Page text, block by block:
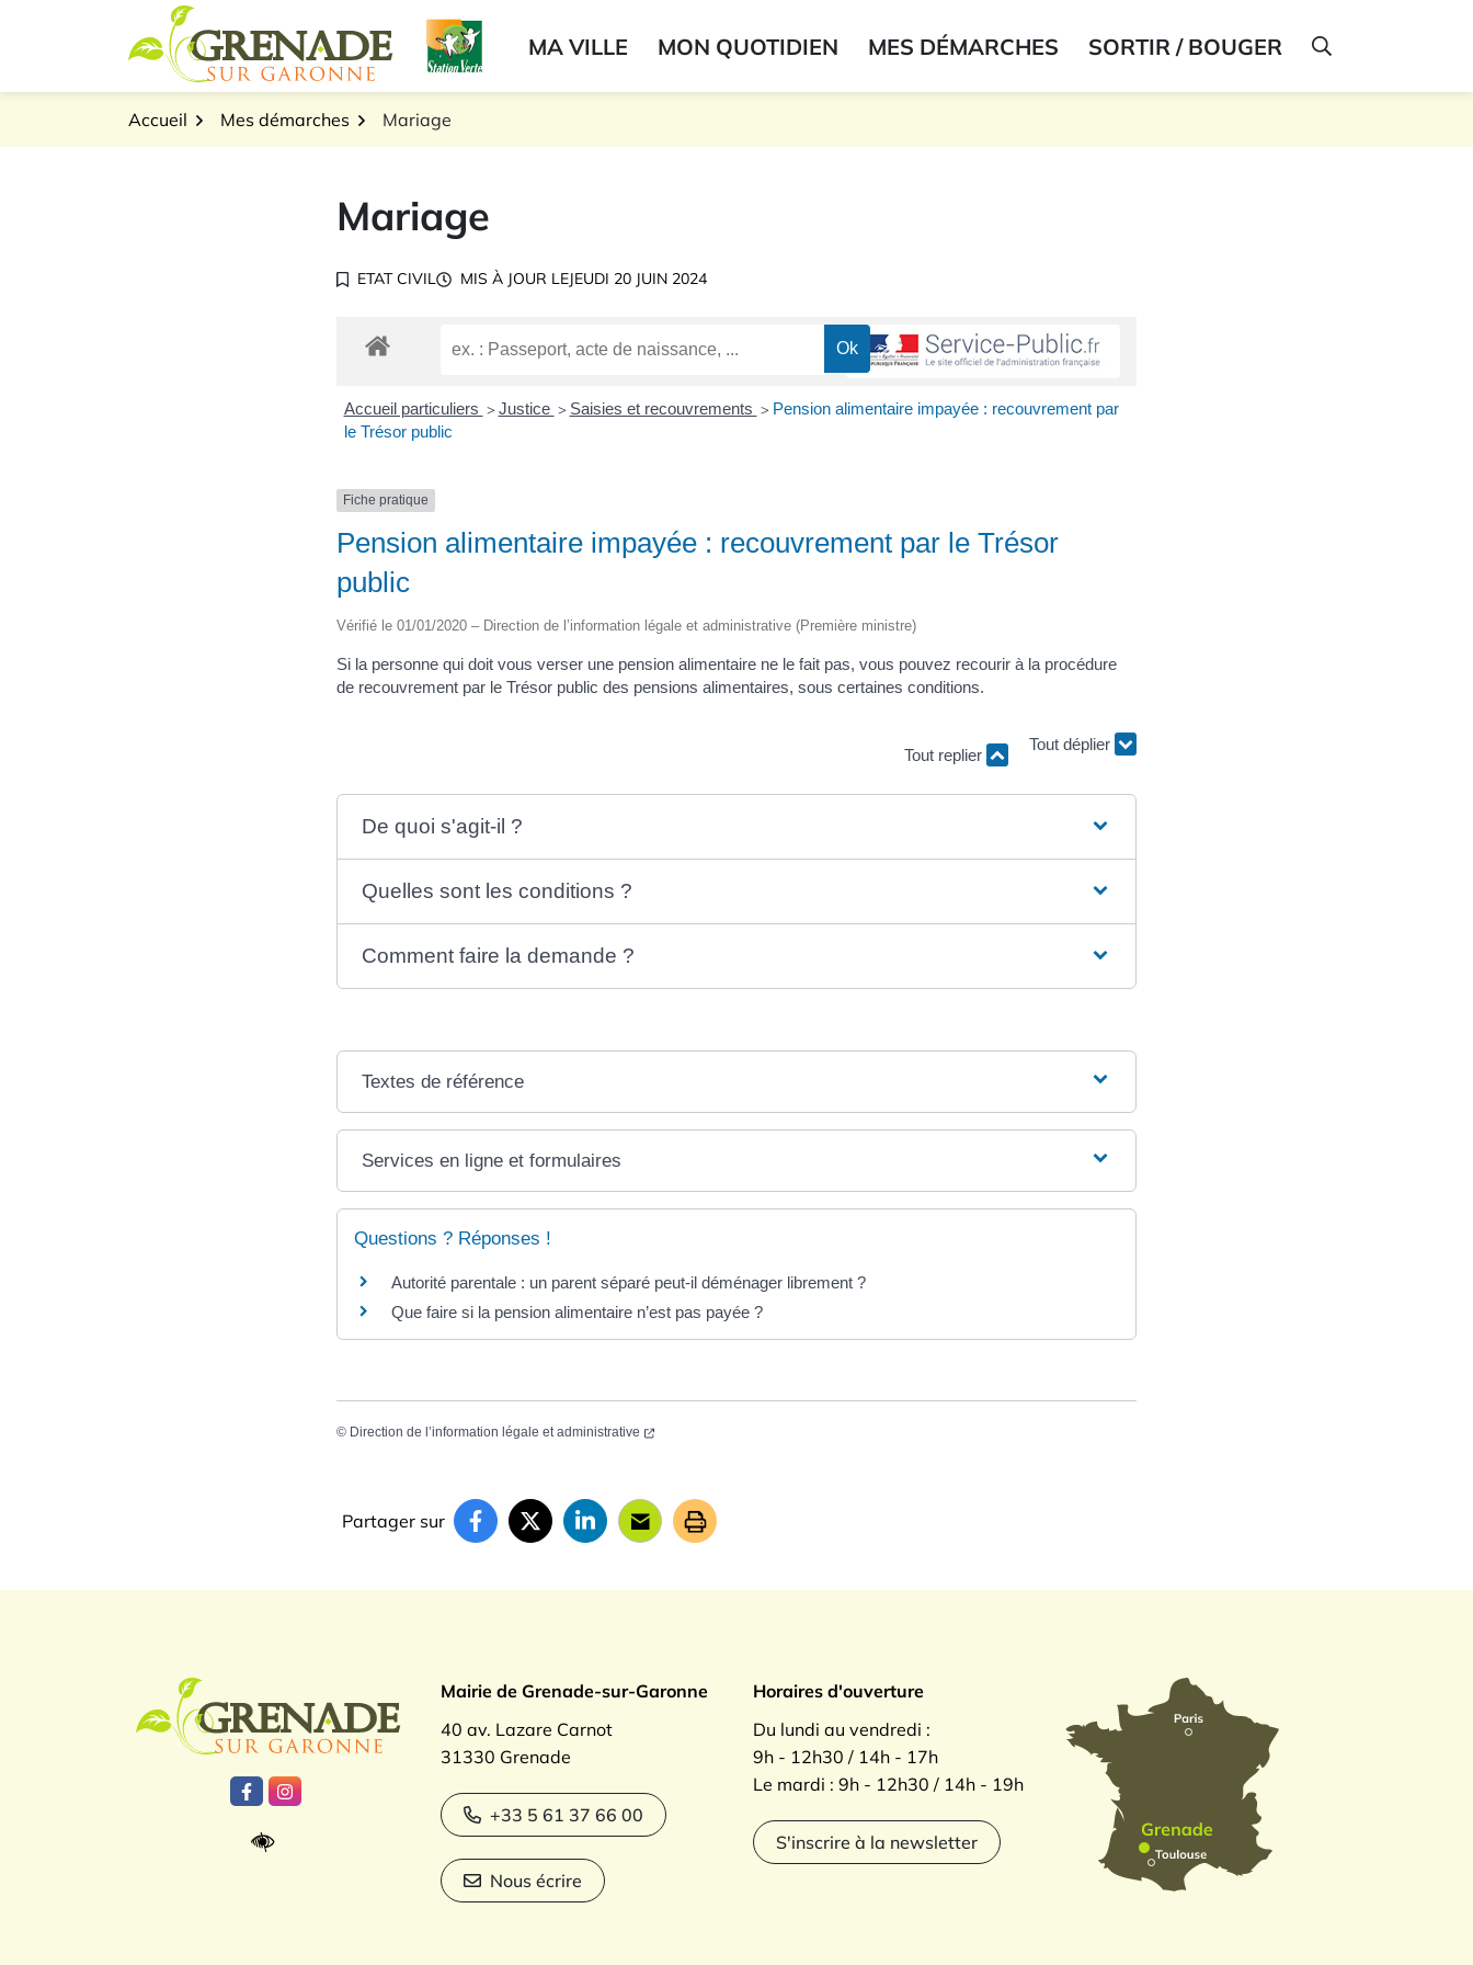
Logo Grenade sur GaronneMA VILLE MON QUOTIDIEN MES DÉMARCHES SORTIR / BOUGER AFFICHER LA
Accueil Mes démarches Mariage
Mariage
ETAT CIVIL MIS À JOUR LEJEUDI 20 JUIN 2024
Accueil particuliers > Justice > Saisies et recouvrements > Pension alimentaire impayée : recouvrement par
le Trésor public
Fiche pratique
Pension alimentaire impayée : recouvrement par le Trésor
public
Vérifié le 01/01/2020 – Direction de l’information légale et administrative (Première ministre)
Si la personne qui doit vous verser une pension alimentaire ne le fait pas, vous pouvez recourir à la procédure
de recouvrement par le Trésor public des pensions alimentaires, sous certaines conditions.
Tout replier Tout déplier
De quoi s'agit-il ?
Quelles sont les conditions ?
Comment faire la demande ?
Textes de référence
Services en ligne et formulaires
Questions ? Réponses !
Autorité parentale : un parent séparé peut-il déménager librement ?
Que faire si la pension alimentaire n’est pas payée ?
© Direction de l’information légale et administrative
Partager sur
Logo Grenade sur Garonne
Lien vers le compte Facebook
Lien vers le compte Instagram
Mairie de Grenade-sur-Garonne
40 av. Lazare Carnot
31330 Grenade
+33 5 61 37 66 00
Nous écrire
Horaires d'ouverture
Du lundi au vendredi :
9h - 12h30 / 14h - 17h
Le mardi : 9h - 12h30 / 14h - 19h
S'inscrire à la newsletter